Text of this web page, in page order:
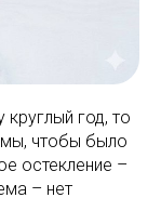
круглый год, то
чтобы было
остекление –
– нет